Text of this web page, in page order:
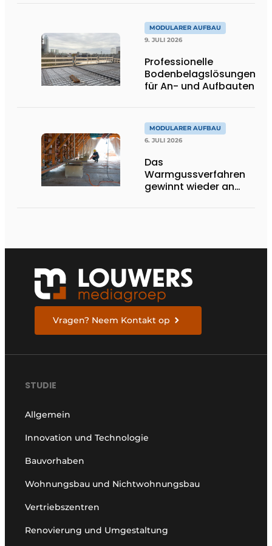
MODULARER AUFBAU
9. JULI 2026
Professionelle
Bodenbelagslösungen
für An- und Aufbauten
MODULARER AUFBAU
6. JULI 2026
Das
Warmgussverfahren
gewinnt wieder an
Vragen? Neem Kontakt op
STUDIE
Allgemein
Innovation und Technologie
Bauvorhaben
Wohnungsbau und Nichtwohnungsbau
Vertriebszentren
Renovierung und Umgestaltung